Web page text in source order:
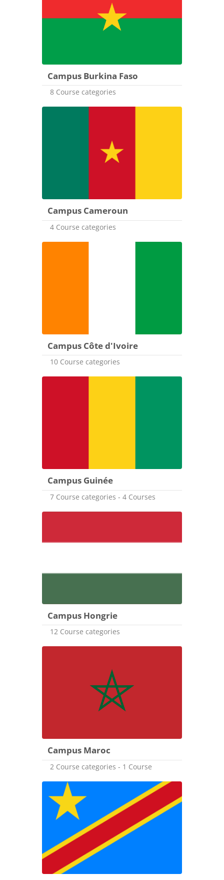
Campus Burkina Faso
8 Course categories
Campus Cameroun
4 Course categories
Campus Côte d'Ivoire
10 Course categories
Campus Guinée
7 Course categories - 4 Courses
Campus Hongrie
12 Course categories
Campus Maroc
2 Course categories - 1 Course